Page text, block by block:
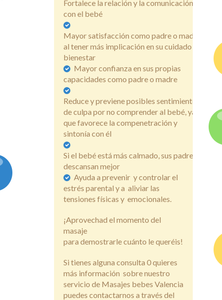
Fortalece la relación y la comunicación
con el bebé
Mayor satisfacción como padre o madre
al tener más implicación en su cuidado y
bienestar
Mayor confianza en sus propias
capacidades como padre o madre
Reduce y previene posibles sentimientos
de culpa por no comprender al bebé, ya
que favorece la compenetración y
sintonía con él
Si el bebé está más calmado, sus padres
descansan mejor
Ayuda a prevenir y controlar el
estrés parental y a aliviar las
tensiones físicas y emocionales.
¡Aprovechad el momento del
masaje
para demostrarle cuánto le queréis!
Si tienes alguna consulta 0 quieres
más información sobre nuestro
servicio de Masajes bebes Valencia
puedes contactarnos a través del